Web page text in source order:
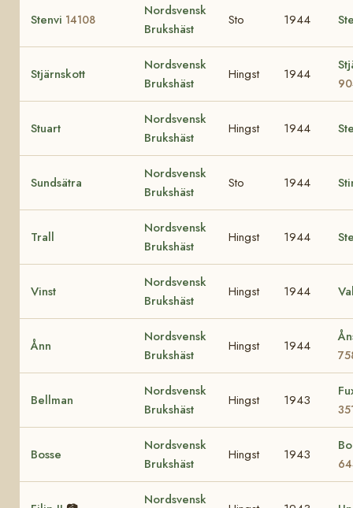
Stenvi 14108
Nordsvensk
Brukshäst
Sto 1944
Stjärnskott
Nordsvensk
Brukshäst
Hingst 1944
Stuart
Nordsvensk
Brukshäst
Hingst 1944
Sundsätra
Nordsvensk
Brukshäst
Sto 1944
Trall
Nordsvensk
Brukshäst
Hingst 1944
Vinst
Nordsvensk
Brukshäst
Hingst 1944
Ånn
Nordsvensk
Brukshäst
Hingst 1944
Bellman
Nordsvensk
Brukshäst
Hingst 1943
Bosse
Nordsvensk
Brukshäst
Hingst 1943
Nordsvensk